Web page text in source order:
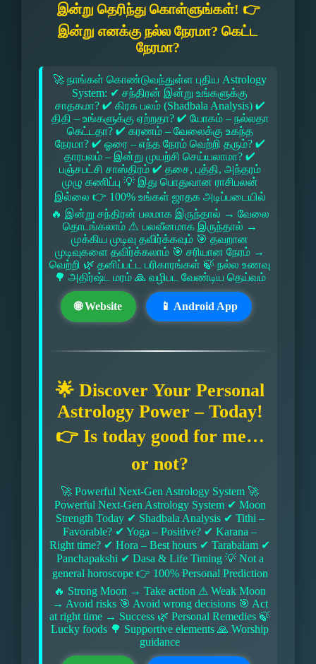
இன்று தெரிந்து கொள்ளுங்கள்! 👉
இன்று எனக்கு நல்ல நேரமா? கெட்ட
நேரமா?
🚀 நாங்கள் கொண்டுவந்துள்ள புதிய Astrology
System: ✔ சந்திரன் இன்று உங்களுக்கு
சாதகமா? ✔ கிரக பலம் (Shadbala Analysis) ✔
திதி – உங்களுக்கு ஏற்றதா? ✔ யோகம் – நல்லதா
கெட்டதா? ✔ கரணம் – வேலைக்கு உகந்த
நேரமா? ✔ ஓரை – எந்த நேரம் வெற்றி தரும்? ✔
தாரபலம் – இன்று முயற்சி செய்யலாமா? ✔
பஞ்சபட்சி சாஸ்திரம் ✔ தசை, புத்தி, அந்தரம்
முழு கணிப்பு 💡 இது பொதுவான ராசிபலன்
இல்லை 👉 100% உங்கள் ஜாதக அடிப்படையில்
🔥 இன்று சந்திரன் பலமாக இருந்தால் → வேலை
தொடங்கலாம் ⚠ பலவீனமாக இருந்தால் →
முக்கிய முடிவு தவிர்க்கவும் 🎯 தவறான
முடிவுகளை தவிர்க்கலாம் 🎯 சரியான நேரம் →
வெற்றி 🌿 தனிப்பட்ட பரிகாரங்கள் 🍃 நல்ல உணவு
🌳 அதிர்ஷ்ட மரம் 🙏 வழிபட வேண்டிய தெய்வம்
🌐 Website 📱 Android App
🌟 Discover Your Personal
Astrology Power – Today!
👉 Is today good for me…
or not?
🚀 Powerful Next-Gen Astrology System 🚀
Powerful Next-Gen Astrology System ✔ Moon
Strength Today ✔ Shadbala Analysis ✔ Tithi –
Favorable? ✔ Yoga – Positive? ✔ Karana –
Right time? ✔ Hora – Best hours ✔ Tarabalam ✔
Panchapakshi ✔ Dasa & Life Timing 💡 Not a
general horoscope 👉 100% Personal Prediction
🔥 Strong Moon → Take action ⚠ Weak Moon
→ Avoid risks 🎯 Avoid wrong decisions 🎯 Act
at right time → Success 🌿 Personal Remedies 🍃
Lucky foods 🌳 Supportive elements 🙏 Worship
guidance